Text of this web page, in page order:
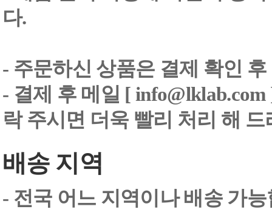
다.
- 주문하신 상품은 결제 확인
- 결제 후 메일 [
락 주시면 더욱 빨리 처리 해
배송 지역
- 전국 어느 지역이나 배송 가